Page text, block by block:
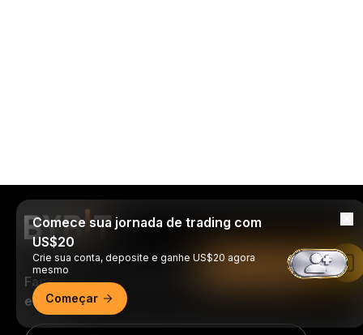
Faça trades a qualquer momento, de onde
estiver!
Comece sua jornada de trading com
US$20
Crie sua conta, deposite e ganhe US$20 agora
mesmo
Começar
Leia no app da Bybit